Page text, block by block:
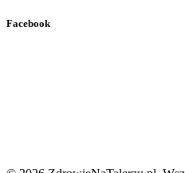
Facebook